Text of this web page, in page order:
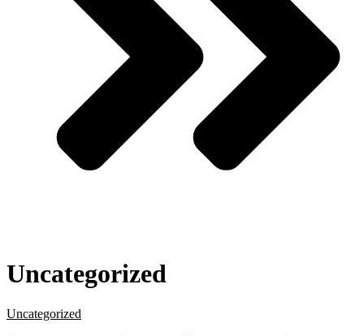
Uncategorized
Uncategorized